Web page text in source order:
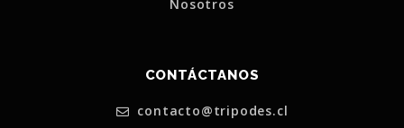
Nosotros
CONTÁCTANOS
contacto@tripodes.cl